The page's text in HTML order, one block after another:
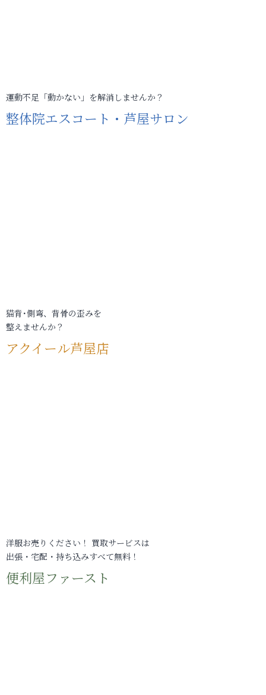
運動不足「動かない」を解消しませんか？
整体院エスコート・芦屋サロン
猫背･側弯、背骨の歪みを
整えませんか？
アクイール芦屋店
洋服お売りください！ 買取サービスは
出張・宅配・持ち込みすべて無料！
便利屋ファースト